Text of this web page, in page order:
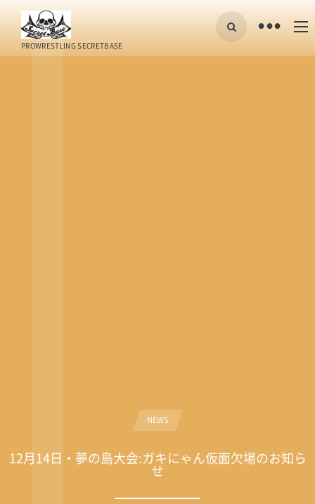
PROWRESTLING SECRETBASE
•
NEWS
12月14日・夢の島大会:ガキにゃん仮面欠場のお知ら
せ